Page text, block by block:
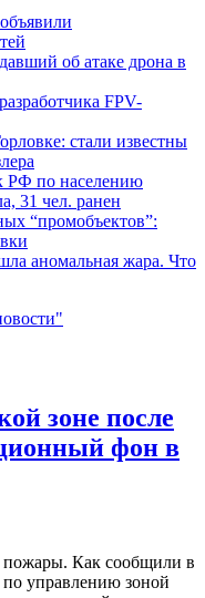
об атаке дрона в
FPV-
стали известны
РФ по населению
31 чел. ранен
“промобъектов”:
аномальная жара. Что
зоне после
фон в
пожары. Как сообщили в
по управлению зоной